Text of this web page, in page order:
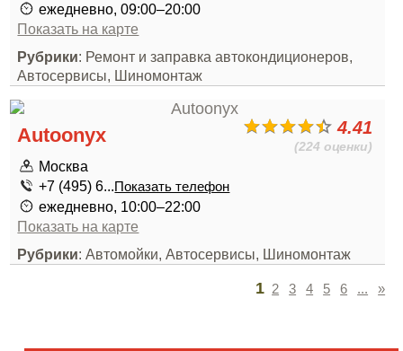
ежедневно, 09:00–20:00
Показать на карте
Рубрики: Ремонт и заправка автокондиционеров,
Автосервисы, Шиномонтаж
4.41
(224 оценки)
Autoonyx
Москва
+7 (495) 6...Показать телефон
ежедневно, 10:00–22:00
Показать на карте
Рубрики: Автомойки, Автосервисы, Шиномонтаж
1 2 3 4 5 6 ... »